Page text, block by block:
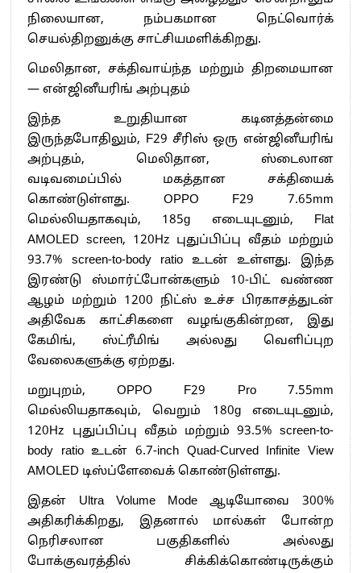
நிலையான, நம்பகமான நெட்வொர்க்
செயல்திறனுக்கு சாட்சியமளிக்கிறது.
மெலிதான, சக்திவாய்ந்த மற்றும் திறமையான
— என்ஜினீயரிங் அற்புதம்
இந்த உறுதியான கடினத்தன்மை
இருந்தபோதிலும், F29 சீரிஸ் ஒரு என்ஜினீயரிங்
அற்புதம், மெலிதான, ஸ்டைலான
வடிவமைப்பில் மகத்தான சக்தியைக்
கொண்டுள்ளது. OPPO F29 7.65mm
மெல்லியதாகவும், 185g எடையுடனும், Flat
AMOLED screen, 120Hz புதுப்பிப்பு வீதம் மற்றும்
93.7% screen-to-body ratio உடன் உள்ளது. இந்த
இரண்டு ஸ்மார்ட்போன்களும் 10-பிட் வண்ண
ஆழம் மற்றும் 1200 நிட்ஸ் உச்ச பிரகாசத்துடன்
அதிவேக காட்சிகளை வழங்குகின்றன, இது
கேமிங், ஸ்ட்ரீமிங் அல்லது வெளிப்புற
வேலைகளுக்கு ஏற்றது.
மறுபுறம், OPPO F29 Pro 7.55mm
மெல்லியதாகவும், வெறும் 180g எடையுடனும்,
120Hz புதுப்பிப்பு வீதம் மற்றும் 93.5% screen-to-
body ratio உடன் 6.7-inch Quad-Curved Infinite View
AMOLED டிஸ்ப்ளேவைக் கொண்டுள்ளது.
இதன் Ultra Volume Mode ஆடியோவை 300%
அதிகரிக்கிறது, இதனால் மால்கள் போன்ற
நெரிசலான பகுதிகளில் அல்லது
போக்குவரத்தில் சிக்கிக்கொண்டிருக்கும்